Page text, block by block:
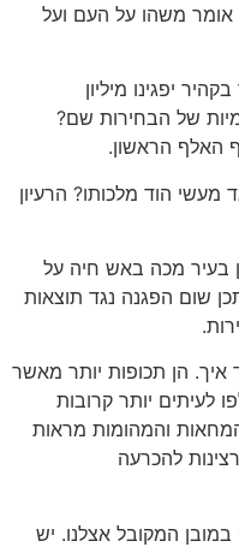
אומר משהו על העם ועל
יפגינו מיליון
של הבחירות שם?
האלף הראשון.
מעשי הוד מלכותו? הרעיון
בעיר מכה באש חיה על
שום הפגנה נגד תוצאות
איך. הן תכופות יותר מאשר
לעיתים יותר קרובות
והמהומות מראות
להכרעה
המקובל אצלנו. יש